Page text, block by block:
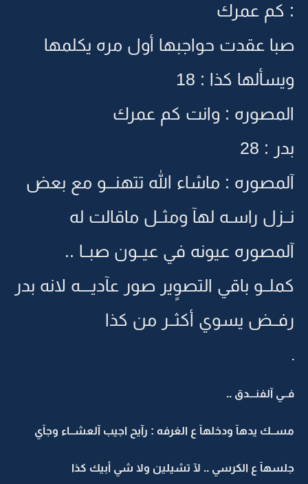
: كم عمرك
صبا عقدت حواجبها أول مره يكلمها
ويسألها كذا : 18
المصوره : وانت كم عمرك
بدر : 28
آلمصوره : ماشاء الله تتهنـــو مع بعض
نــزل راسـه لهآ ومثــل ماقالت له
آلمصوره عيونه في عيــون صبــا ..
كملــو باقي التصوٍير صور عآديــــه لانه بدر
رفــض يسوي أكثــر من كذا
.
فــي آلفنـــدق ..
مســك يدهآ ودخلهآ ع الغرفه : رآيح اجيب آلعشــاء وجآي
جلسهآ ع الكرسي .. لآ تشيلين ولا شي أبيك كذا